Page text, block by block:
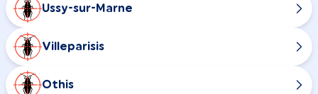
Ussy-sur-Marne
Villeparisis
Othis